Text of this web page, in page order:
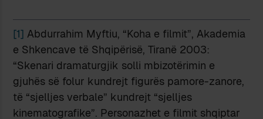
[1] Abdurrahim Myftiu, “Koha e filmit”, Akademia
e Shkencave të Shqipërisë, Tiranë 2003:
“Skenari dramaturgjik solli mbizotërimin e
gjuhës së folur kundrejt figurës pamore-zanore,
të “sjelljes verbale” kundrejt “sjelljes
kinematografike”. Personazhet e filmit shqiptar